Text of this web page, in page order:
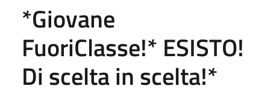
*Giovane
FuoriClasse!* ESISTO!
Di scelta in scelta!*